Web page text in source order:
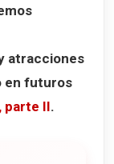
atracciones
en futuros
parte II.